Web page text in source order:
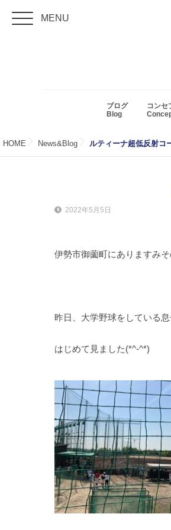
MENU
ブログ
Blog
コンセ
HOME News&Blog ルティーナ超低反射コ
2022年5月5日
伊勢市御薗町にありますみ
昨日、大学野球をしている
はじめて見ました(*^-^*)